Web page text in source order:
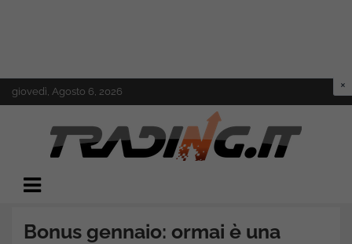
Skip
to
giovedì, Agosto 6, 2026
Trading.it
Bonus gennaio: ormai è una